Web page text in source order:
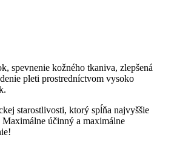
spevnenie kožného tkaniva, zlepšená
pleti prostredníctvom vysoko
starostlivosti, ktorý spĺňa najvyššie
Maximálne účinný a maximálne